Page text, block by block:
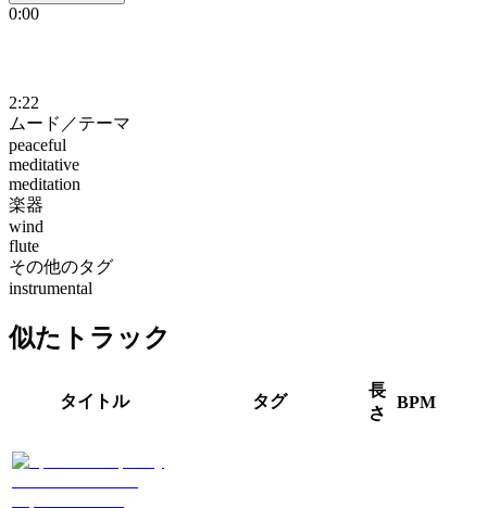
0:00
2:22
ムード／テーマ
peaceful
meditative
meditation
楽器
wind
flute
その他のタグ
instrumental
似たトラック
タイトル タグ
長
さ
BPM